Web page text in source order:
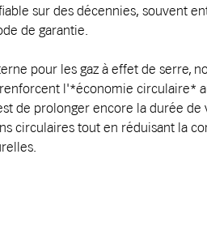
sur des décennies, souvent
de garantie.
pour les gaz à effet de serre,
l'*économie circulaire*
de prolonger encore la durée de
circulaires tout en réduisant la